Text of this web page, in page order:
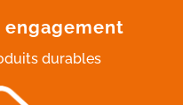
engagement
durables